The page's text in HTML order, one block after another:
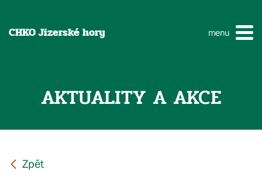
CHKO Jizerské hory menu
AKTUALITY A AKCE